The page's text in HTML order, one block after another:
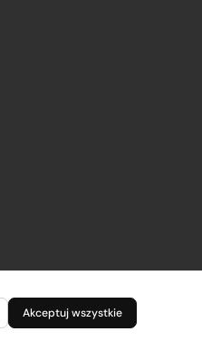
Akceptuj wszystkie